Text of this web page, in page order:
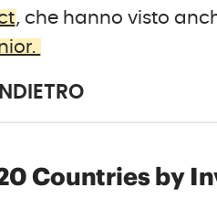
, che hanno visto